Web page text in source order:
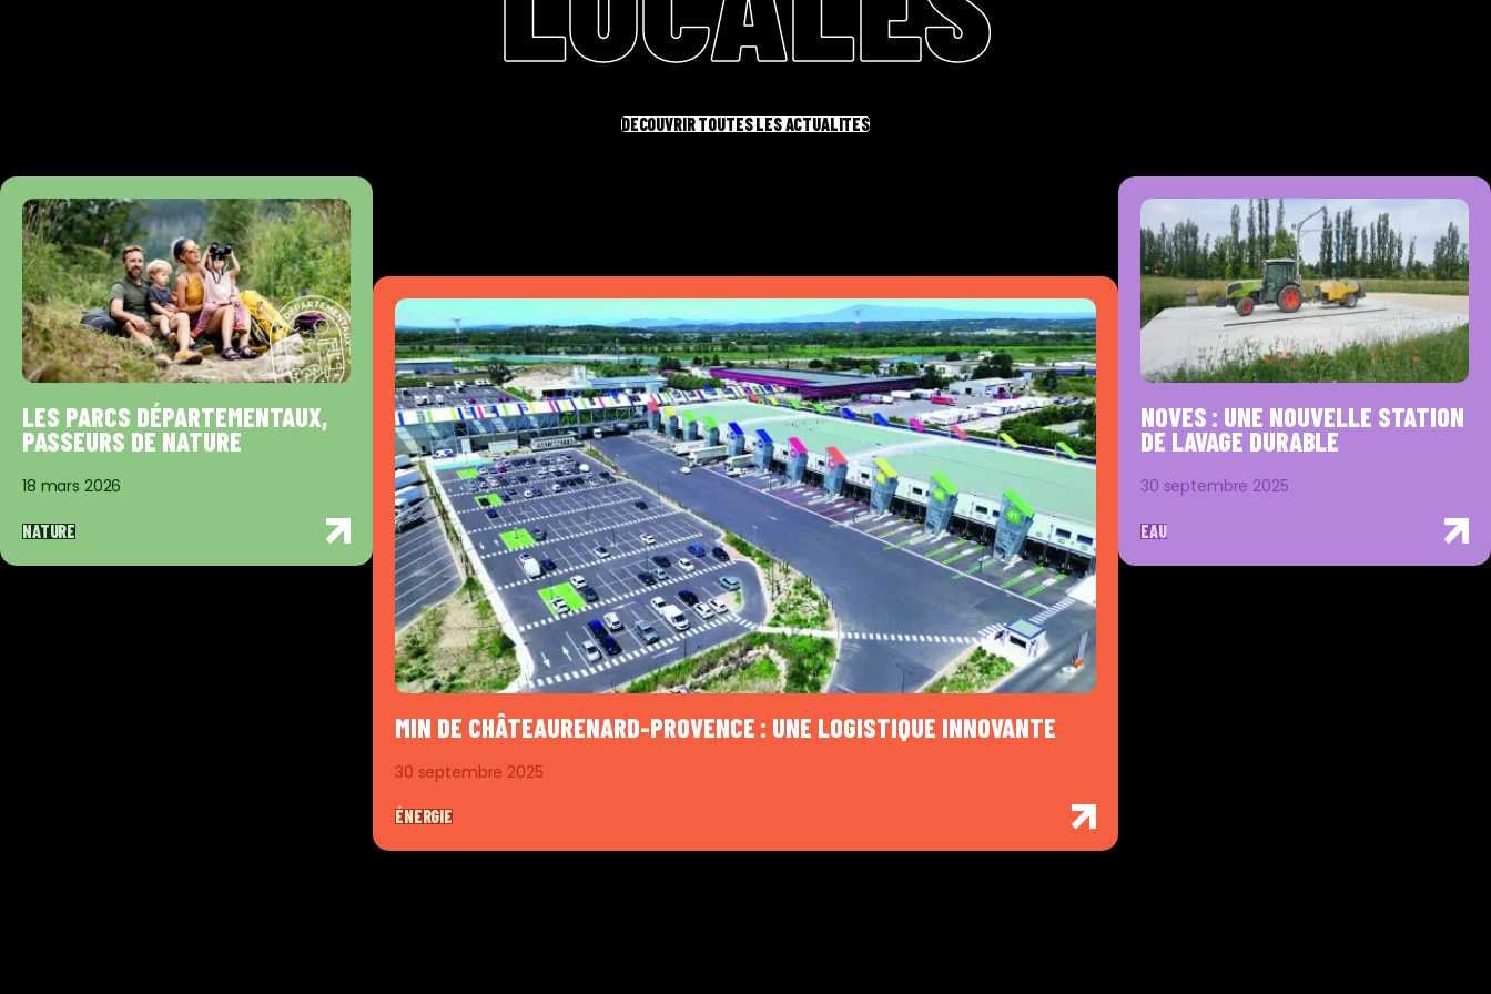
DÉCOUVRIR TOUTES LES ACTUALITÉS
LES PARCS DÉPARTEMENTAUX,
PASSEURS DE NATURE
18 mars 2026
NATURE
MIN DE CHÂTEAURENARD-PROVENCE : UNE LOGISTIQUE INNOVANTE
30 septembre 2025
ÉNERGIE
NOVES : UNE NOUVELLE STATION
DE LAVAGE DURABLE
30 septembre 2025
EAU